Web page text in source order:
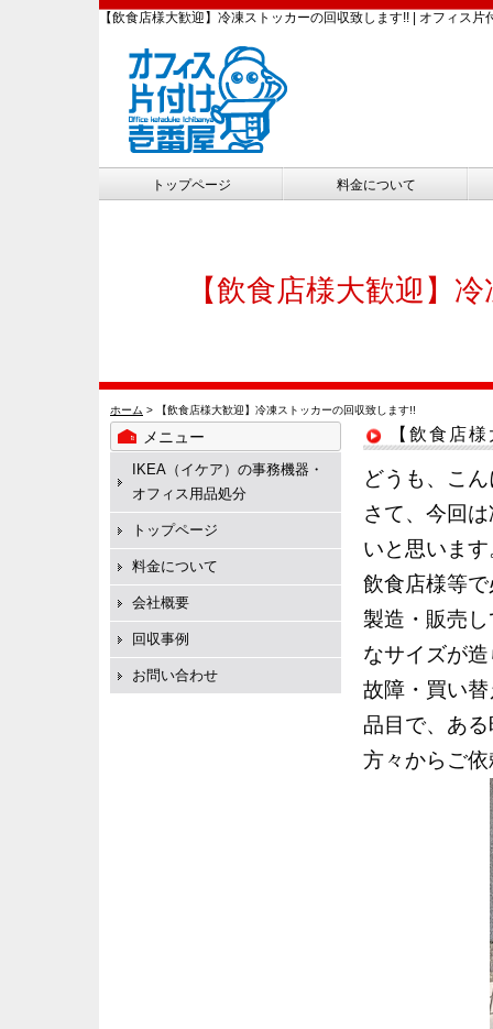
【飲食店様大歓迎】冷凍ストッカーの回収致します!! | オフィス片
トップページ 料金について
【飲食店様大歓迎】
ホーム > 【飲食店様大歓迎】冷凍ストッカーの回収致します!!
【飲食店
どうも、こ
さて、今回
いと思います
飲食店様等
製造・販売
なサイズが
故障・買い
品目で、あ
方々からご
メニュー
IKEA（イケア）の事務機器・
オフィス用品処分
トップページ
料金について
会社概要
回収事例
お問い合わせ